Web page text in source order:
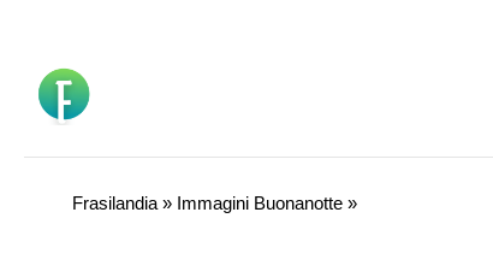
contenuto
Frasilandia » Immagini Buonanotte »